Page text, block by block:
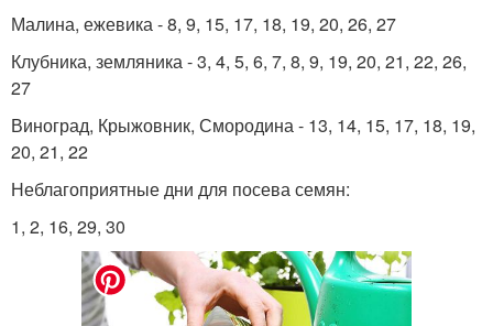
Малина, ежевика - 8, 9, 15, 17, 18, 19, 20, 26, 27
Клубника, земляника - 3, 4, 5, 6, 7, 8, 9, 19, 20, 21, 22, 26,
27
Виноград, Крыжовник, Смородина - 13, 14, 15, 17, 18, 19,
20, 21, 22
Неблагоприятные дни для посева семян:
1, 2, 16, 29, 30